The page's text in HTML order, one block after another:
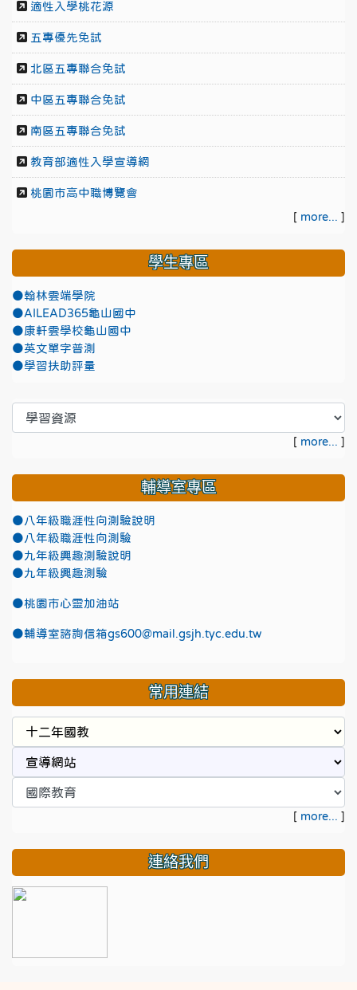
適性入學桃花源
五專優先免試
北區五專聯合免試
中區五專聯合免試
南區五專聯合免試
教育部適性入學宣導網
桃園市高中職博覽會
[ more... ]
學生專區
●翰林雲端學院
●AILEAD365龜山國中
●康軒雲學校龜山國中
●英文單字普測
●學習扶助評量
[ more... ]
輔導室專區
●八年級職涯性向測驗說明
●八年級職涯性向測驗
●九年級興趣測驗說明
●九年級興趣測驗
●桃園市心靈加油站
●輔導室諮詢信箱gs600@mail.gsjh.tyc.edu.tw
常用連結
[ more... ]
連絡我們